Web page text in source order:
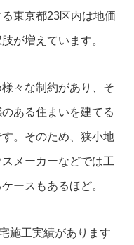
東京都23区内は地価
が増えています。
々な制約があり、そ
ある住まいを建てる
。そのため、狭小地
メーカーなどでは工
ースもあるほど。
施工実績があります